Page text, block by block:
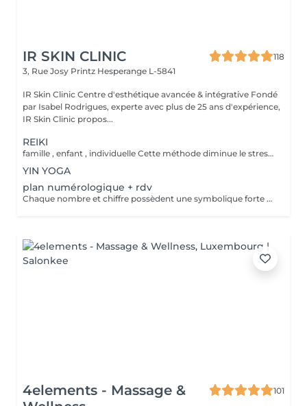
IR SKIN CLINIC
118
3, Rue Josy Printz Hesperange L-5841
IR Skin Clinic Centre d'esthétique avancée & intégrative Fondé
par Isabel Rodrigues, experte avec plus de 25 ans d'expérience,
IR Skin Clinic propos...
REIKI
famille , enfant , individuelle Cette méthode diminue le stress, relâche les blocages émotionnels, calme les douleurs physiques, et vous amener à un bien-être général, ainsi qu'une paix intérieure. Libère les blocages énergétiques, renforce le système immunitaire, atténue la douleur et élimine les toxines du corps
YIN YOGA
plan numérologique + rdv
Chaque nombre et chiffre possèdent une symbolique forte et connue depuis la nuit des temps. Plusieurs outils sont à votre disposition pour découvrir votre personnalité, votre avenir ou tout simplement trouver des réponses précises à vos questions.
4elements - Massage &
101